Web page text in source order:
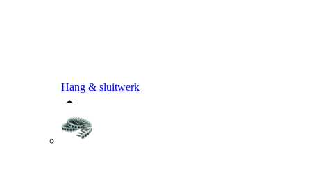
Hang & sluitwerk